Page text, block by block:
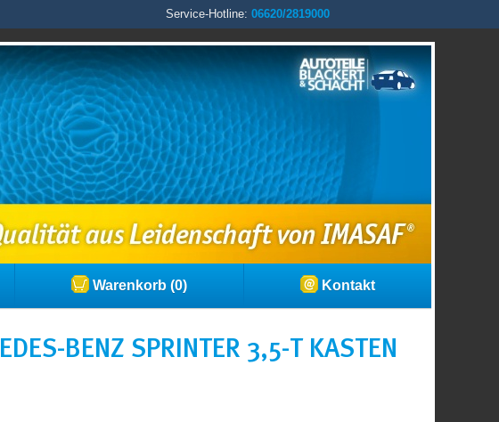
Service-Hotline: 06620/2819000
Warenkorb (0) Kontakt
BENZ SPRINTER 3,5-T KASTEN